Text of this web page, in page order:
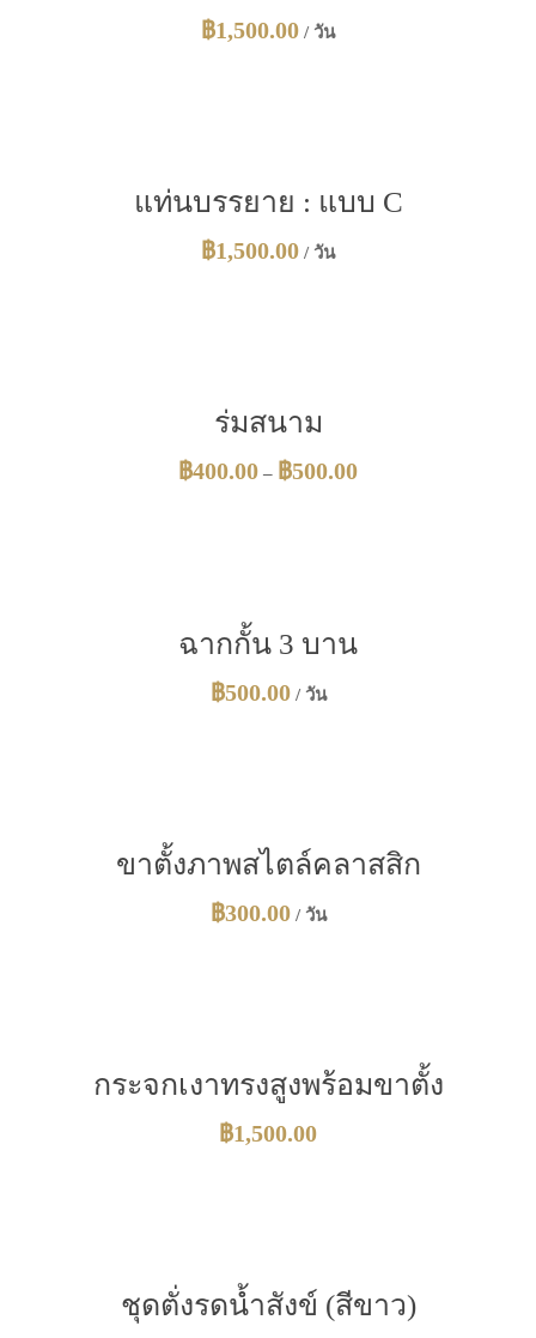
฿1,500.00 / วัน
แท่นบรรยาย : แบบ C
฿1,500.00 / วัน
ร่มสนาม
฿400.00 – ฿500.00
ฉากกั้น 3 บาน
฿500.00/ วัน
ขาตั้งภาพสไตล์คลาสสิก
฿300.00/ วัน
กระจกเงาทรงสูงพร้อมขาตั้ง
฿1,500.00
ชุดตั่งรดน้ำสังข์ (สีขาว)